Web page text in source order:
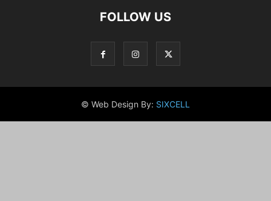
FOLLOW US
© Web Design By: SIXCELL